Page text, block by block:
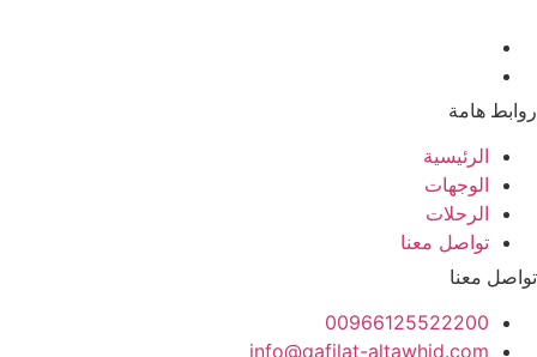
هامة
الرئيسية
الوجهات
الرحلات
تواصل معنا
معنا
00966125522200
info@qafilat-altawhid.com